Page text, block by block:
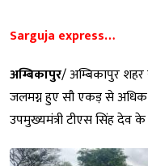
Sarguja express…
अम्बिकापुर/ अम्बिकापुर
जलमग्न हुए सौ एकड़ से अधिक
उपमुख्यमंत्री टीएस सिंह देव